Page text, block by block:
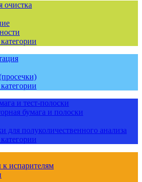
и тест-полоски
бумага и полоски
для полуколичественного анализа
к испарителям